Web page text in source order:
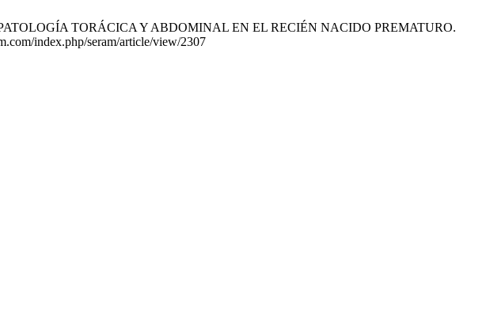
PATOLOGÍA TORÁCICA Y ABDOMINAL EN EL RECIÉN NACIDO PREMATURO.
index.php/seram/article/view/2307